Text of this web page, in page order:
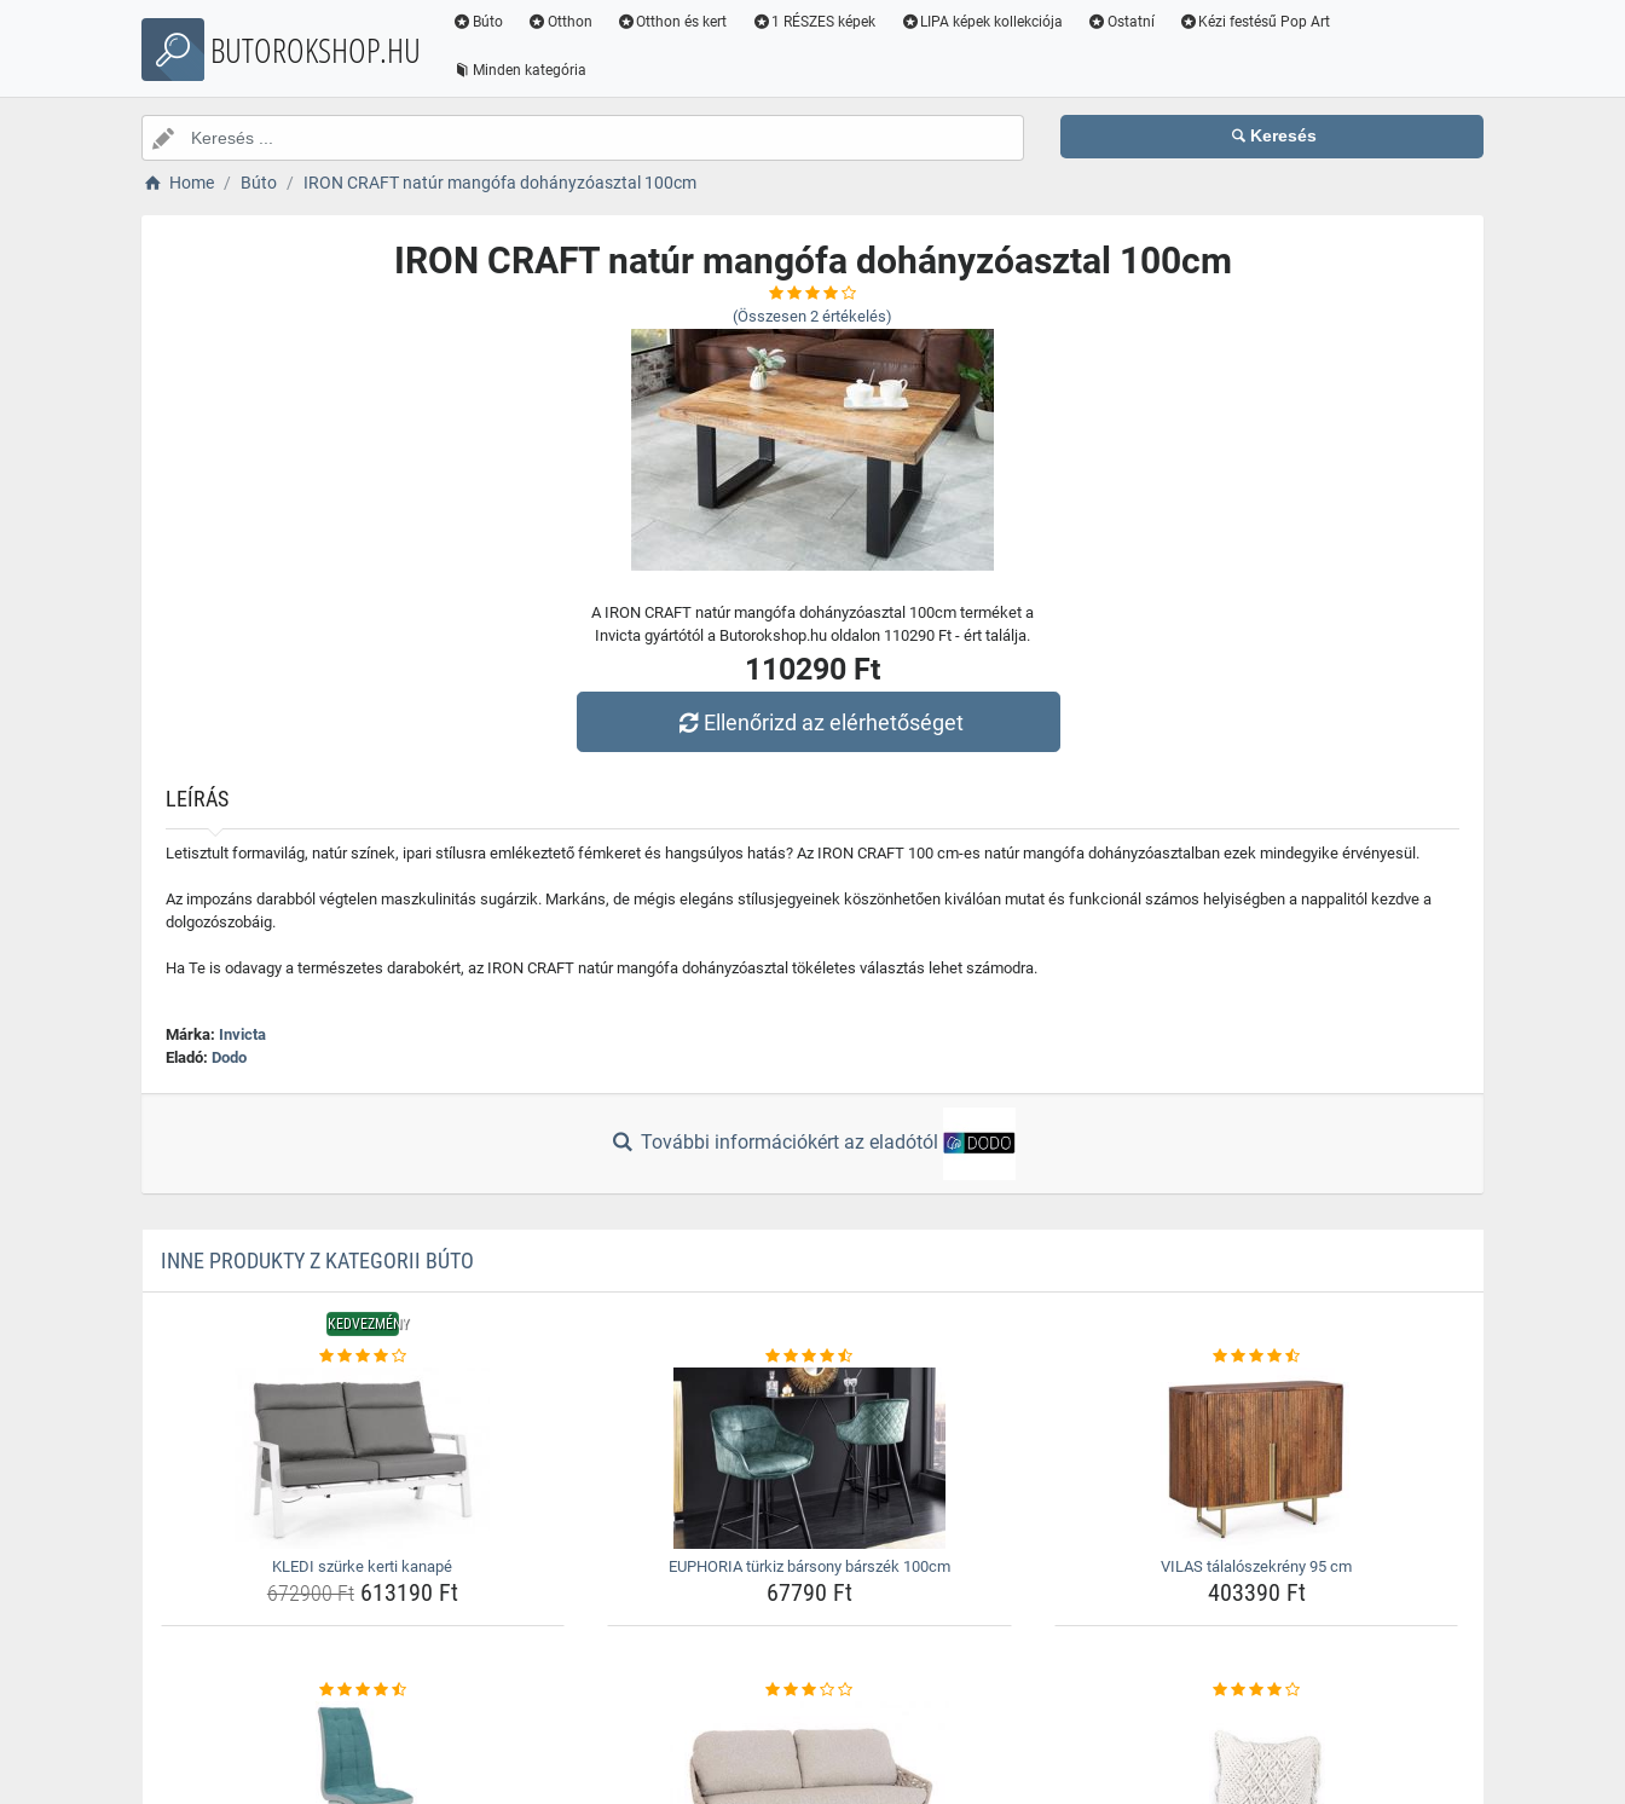
BUTOROKSHOP.HU
Búto Otthon Otthon és kert 1 RÉSZES képek LIPA képek kollekciója Ostatní Kézi festésű Pop Art
Minden kategória
Keresés
Home Búto IRON CRAFT natúr mangófa dohányzóasztal 100cm
IRON CRAFT natúr mangófa dohányzóasztal 100cm
(Összesen 2 értékelés)
A IRON CRAFT natúr mangófa dohányzóasztal 100cm terméket a
Invicta gyártótól a Butorokshop.hu oldalon 110290 Ft - ért találja.
110290 Ft
Ellenőrizd az elérhetőséget
LEÍRÁS
Letisztult formavilág, natúr színek, ipari stílusra emlékeztető fémkeret és hangsúlyos hatás? Az IRON CRAFT 100 cm-es natúr mangófa dohányzóasztalban ezek mindegyike érvényesül.
Az impozáns darabból végtelen maszkulinitás sugárzik. Markáns, de mégis elegáns stílusjegyeinek köszönhetően kiválóan mutat és funkcionál számos helyiségben a nappalitól kezdve a
dolgozószobáig.
Ha Te is odavagy a természetes darabokért, az IRON CRAFT natúr mangófa dohányzóasztal tökéletes választás lehet számodra.
Márka: Invicta
Eladó: Dodo
További információkért az eladótól
INNE PRODUKTY Z KATEGORII BÚTO
KEDVEZMÉNY
KLEDI szürke kerti kanapé
672900 Ft613190 Ft
EUPHORIA türkiz bársony bárszék 100cm
67790 Ft
VILAS tálalószekrény 95 cm
403390 Ft